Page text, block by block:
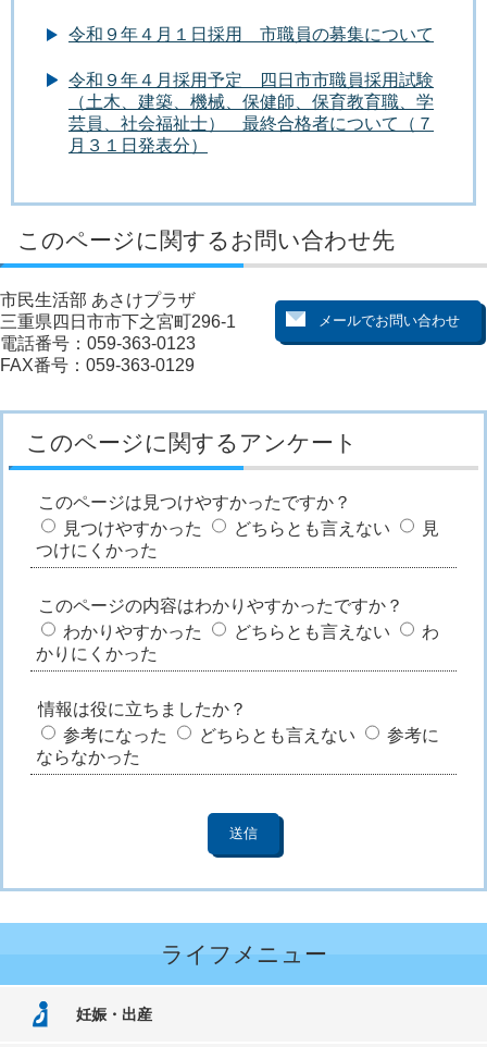
令和９年４月１日採用 市職員の募集について
令和９年４月採用予定 四日市市職員採用試験
（土木、建築、機械、保健師、保育教育職、学
芸員、社会福祉士） 最終合格者について（７
月３１日発表分）
このページに関するお問い合わせ先
市民生活部 あさけプラザ
三重県四日市市下之宮町296-1
電話番号：059-363-0123
FAX番号：059-363-0129
このページに関するアンケート
このページは見つけやすかったですか？
見つけやすかった
どちらとも言えない
見
つけにくかった
このページの内容はわかりやすかったですか？
わかりやすかった
どちらとも言えない
わ
かりにくかった
情報は役に立ちましたか？
参考になった
どちらとも言えない
参考に
ならなかった
ライフメニュー
妊娠・出産